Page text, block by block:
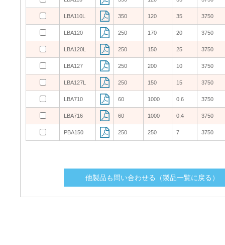
LBA110L 350 120 35 3750
LBA120 250 170 20 3750
LBA120L 250 150 25 3750
LBA127 250 200 10 3750
LBA127L 250 150 15 3750
LBA710 60 1000 0.6 3750
LBA716 60 1000 0.4 3750
PBA150 250 250 7 3750
LBA110L 350 120 35 3750
LBA120 250 170 20 3750
LBA120L 250 150 25 3750
LBA127 250 200 10 3750
LBA127L 250 150 15 3750
LBA710 60 1000 0.6 3750
LBA716 60 1000 0.4 3750
PBA150 250 250 7 3750
他製品も問い合わせる（製品一覧に戻る）